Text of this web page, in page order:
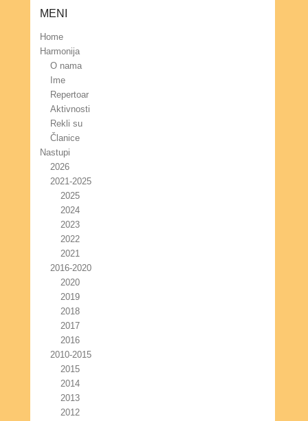
MENI
Home
Harmonija
O nama
Ime
Repertoar
Aktivnosti
Rekli su
Članice
Nastupi
2026
2021-2025
2025
2024
2023
2022
2021
2016-2020
2020
2019
2018
2017
2016
2010-2015
2015
2014
2013
2012